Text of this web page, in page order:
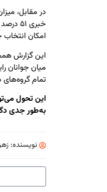
در مقابل،
خبری
امکان
این گزارش
میان جوانان
تمام
این تحول
به‌طور جدی
نویسنده: